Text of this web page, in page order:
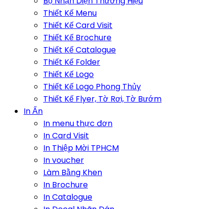
Thiết Kế Menu
Thiết Kế Card Visit
Thiết Kế Brochure
Thiết Kế Catalogue
Thiết Kế Folder
Thiết Kế Logo
Thiết Kế Logo Phong Thủy
Thiết Kế Flyer, Tờ Rơi, Tờ Bướm
In Ấn
In menu thực đơn
In Card Visit
In Thiệp Mời TPHCM
In voucher
Làm Bằng Khen
In Brochure
In Catalogue